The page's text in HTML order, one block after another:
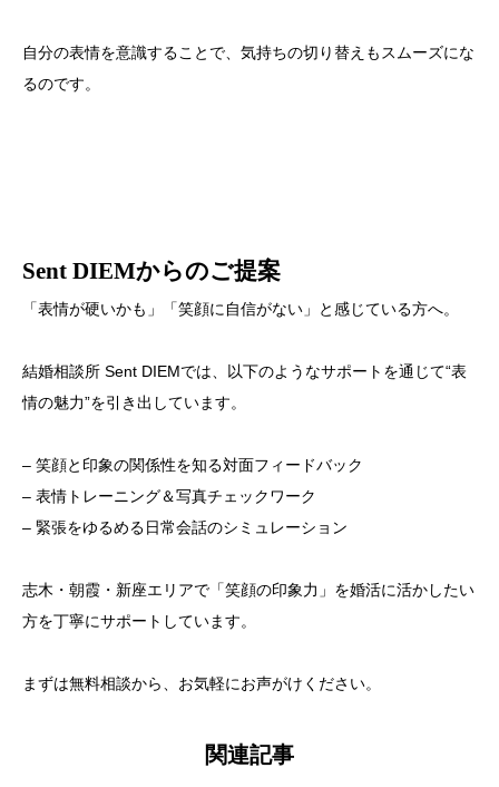
自分の表情を意識することで、気持ちの切り替えもスムーズにな
るのです。
Sent DIEMからのご提案
「表情が硬いかも」「笑顔に自信がない」と感じている方へ。
結婚相談所 Sent DIEMでは、以下のようなサポートを通じて“表
情の魅力”を引き出しています。
– 笑顔と印象の関係性を知る対面フィードバック
– 表情トレーニング＆写真チェックワーク
– 緊張をゆるめる日常会話のシミュレーション
志木・朝霞・新座エリアで「笑顔の印象力」を婚活に活かしたい
方を丁寧にサポートしています。
まずは無料相談から、お気軽にお声がけください。
関連記事